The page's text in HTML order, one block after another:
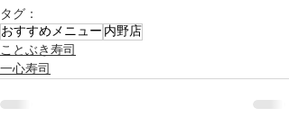
タグ：
おすすめメニュー 内野店
ことぶき寿司
一心寿司